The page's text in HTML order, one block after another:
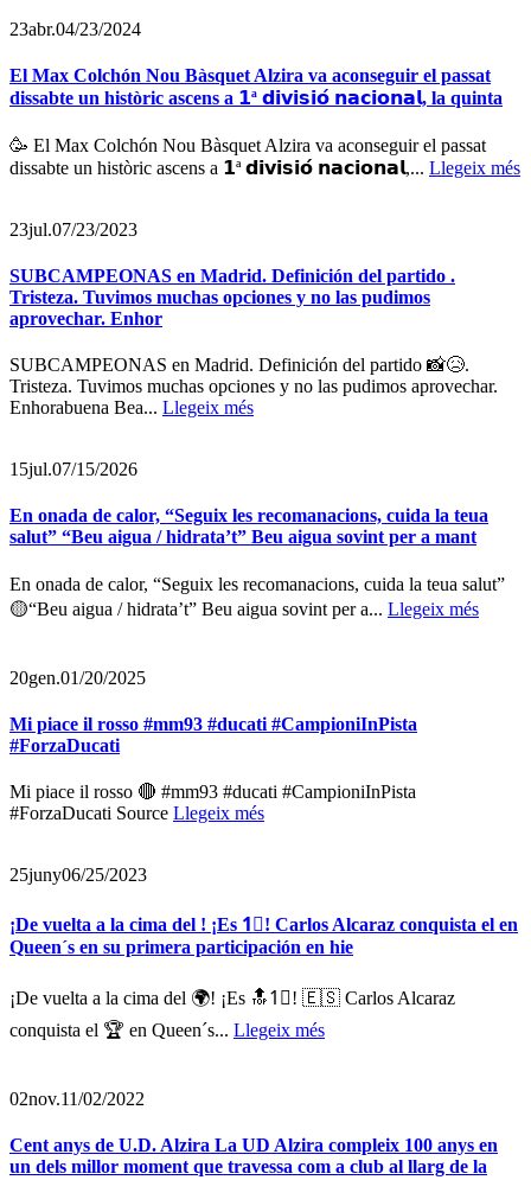
23abr.04/23/2024
El Max Colchón Nou Bàsquet Alzira va aconseguir el passat
dissabte un històric ascens a 𝟭ª 𝗱𝗶𝘃𝗶𝘀𝗶𝗼́ 𝗻𝗮𝗰𝗶𝗼𝗻𝗮𝗹, la quinta
🥳 El Max Colchón Nou Bàsquet Alzira va aconseguir el passat
dissabte un històric ascens a 𝟭ª 𝗱𝗶𝘃𝗶𝘀𝗶𝗼́ 𝗻𝗮𝗰𝗶𝗼𝗻𝗮𝗹,... Llegeix més
23jul.07/23/2023
SUBCAMPEONAS en Madrid. Definición del partido .
Tristeza. Tuvimos muchas opciones y no las pudimos
aprovechar. Enhor
SUBCAMPEONAS en Madrid. Definición del partido 📸😥.
Tristeza. Tuvimos muchas opciones y no las pudimos aprovechar.
Enhorabuena Bea... Llegeix més
15jul.07/15/2026
En onada de calor, “Seguix les recomanacions, cuida la teua
salut” “Beu aigua / hidrata’t” Beu aigua sovint per a mant
En onada de calor, “Seguix les recomanacions, cuida la teua salut”
🟡“Beu aigua / hidrata’t” Beu aigua sovint per a... Llegeix més
20gen.01/20/2025
Mi piace il rosso #mm93 #ducati #CampioniInPista
#ForzaDucati
Mi piace il rosso 🔴 #mm93 #ducati #CampioniInPista
#ForzaDucati Source Llegeix més
25juny06/25/2023
¡De vuelta a la cima del ! ¡Es 1⃣! Carlos Alcaraz conquista el en
Queen´s en su primera participación en hie
¡De vuelta a la cima del 🌍! ¡Es 🔝1⃣! 🇪🇸 Carlos Alcaraz
conquista el 🏆 en Queen´s... Llegeix més
02nov.11/02/2022
Cent anys de U.D. Alzira La UD Alzira compleix 100 anys en
un dels millor moment que travessa com a club al llarg de la